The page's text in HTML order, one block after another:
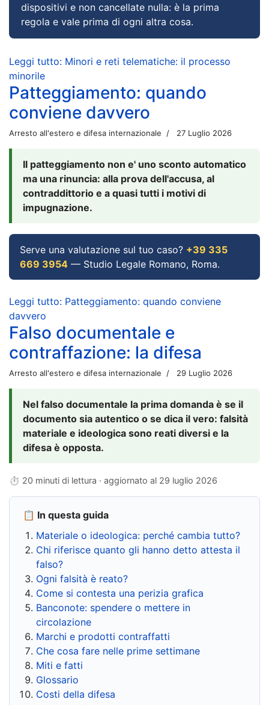
dispositivi e non cancellate nulla: è la prima
regola e vale prima di ogni altra cosa.
Leggi tutto: Minori e reti telematiche: il processo
minorile
Patteggiamento: quando
conviene davvero
Arresto all'estero e difesa internazionale 27 Luglio 2026
Il patteggiamento non e' uno sconto automatico
ma una rinuncia: alla prova dell'accusa, al
contraddittorio e a quasi tutti i motivi di
impugnazione.
Serve una valutazione sul tuo caso? +39 335
669 3954 — Studio Legale Romano, Roma.
Leggi tutto: Patteggiamento: quando conviene
davvero
Falso documentale e
contraffazione: la difesa
Arresto all'estero e difesa internazionale 29 Luglio 2026
Nel falso documentale la prima domanda è se il
documento sia autentico o se dica il vero: falsità
materiale e ideologica sono reati diversi e la
difesa è opposta.
⏱ 20 minuti di lettura · aggiornato al 29 luglio 2026
📋 In questa guida
Materiale o ideologica: perché cambia tutto?
Chi riferisce quanto gli hanno detto attesta il
falso?
Ogni falsità è reato?
Come si contesta una perizia grafica
Banconote: spendere o mettere in
circolazione
Marchi e prodotti contraffatti
Che cosa fare nelle prime settimane
Miti e fatti
Glossario
Costi della difesa